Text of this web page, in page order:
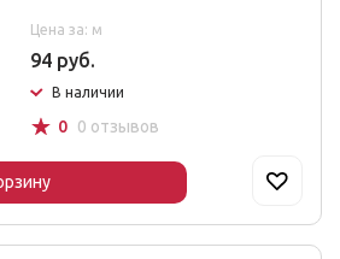
Цена за: м
94 руб.
В наличии
☆ 0 0 отзывов